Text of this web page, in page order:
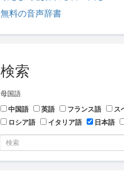
無料の音声辞書
検索
母国語
中国語
英語 フランス語 ス
ロシア語
イタリア語 日本語